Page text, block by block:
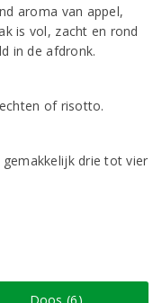
aroma van appel,
is vol, zacht en rond
in de afdronk.
of risotto.
drie tot vier